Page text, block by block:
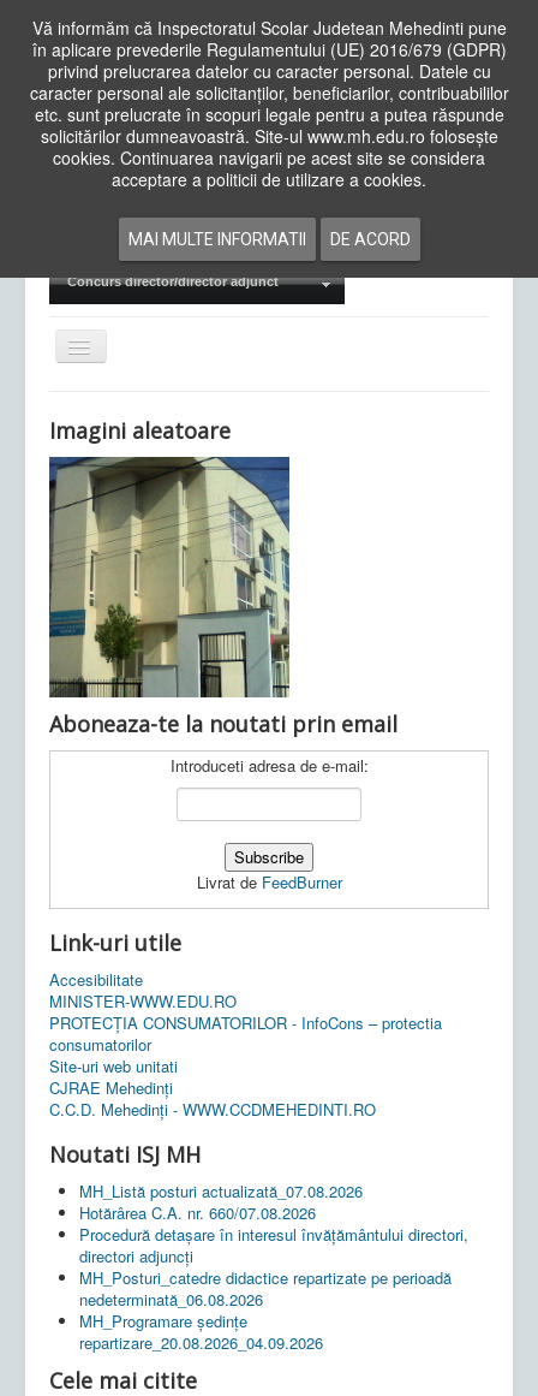
Vă informăm că Inspectoratul Scolar Judetean Mehedinti pune
în aplicare prevederile Regulamentului (UE) 2016/679 (GDPR)
privind prelucrarea datelor cu caracter personal. Datele cu
caracter personal ale solicitanților, beneficiarilor, contribuabililor
etc. sunt prelucrate în scopuri legale pentru a putea răspunde
solicitărilor dumneavoastră. Site-ul www.mh.edu.ro folosește
cookies. Continuarea navigarii pe acest site se considera
acceptare a politicii de utilizare a cookies.
MAI MULTE INFORMATII DE ACORD
Cauta
in
siteAcasa Cadre Didactice
Examene Naționale
Concurs director/director adjunct
Comută
navigarea
Ultimele articole: Vi, 04.11.2022 -
Județean Mehedinți
Imagini aleatoare
Aboneaza-te la noutati prin email
Introduceti adresa de e-mail:
Livrat de FeedBurner
Link-uri utile
Accesibilitate
MINISTER-WWW.EDU.RO
PROTECȚIA CONSUMATORILOR - InfoCons – protectia
consumatorilor
Site-uri web unitati
CJRAE Mehedinți
C.C.D. Mehedinţi - WWW.CCDMEHEDINTI.RO
Noutati ISJ MH
MH_Listă posturi actualizată_07.08.2026
Hotărârea C.A. nr. 660/07.08.2026
Procedură detașare în interesul învățământului directori,
directori adjuncți
MH_Posturi_catedre didactice repartizate pe perioadă
nedeterminată_06.08.2026
MH_Programare ședințe
repartizare_20.08.2026_04.09.2026
Cele mai citite